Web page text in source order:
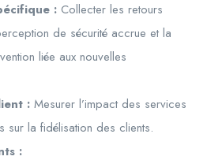
: Collecter les retours
de sécurité accrue et la
liée aux nouvelles
: Mesurer l’impact des services
sur la fidélisation des clients.
: